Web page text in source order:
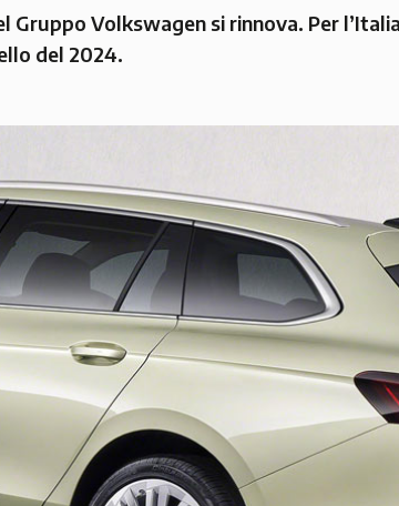
Gruppo Volkswagen si rinnova. Per
del 2024.